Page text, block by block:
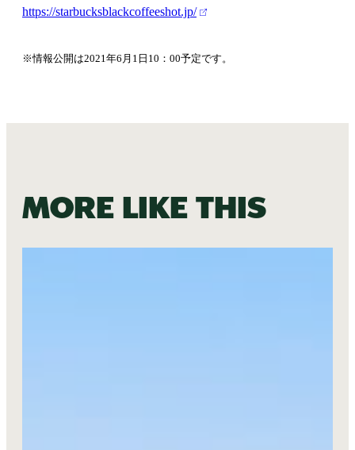
https://starbucksblackcoffeeshot.jp/
※情報公開は2021年6月1日10：00予定です。
More like this